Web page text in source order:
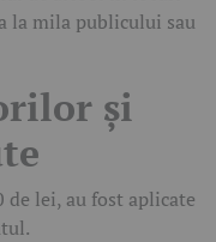
la mila publicului sau
și
lei, au fost aplicate